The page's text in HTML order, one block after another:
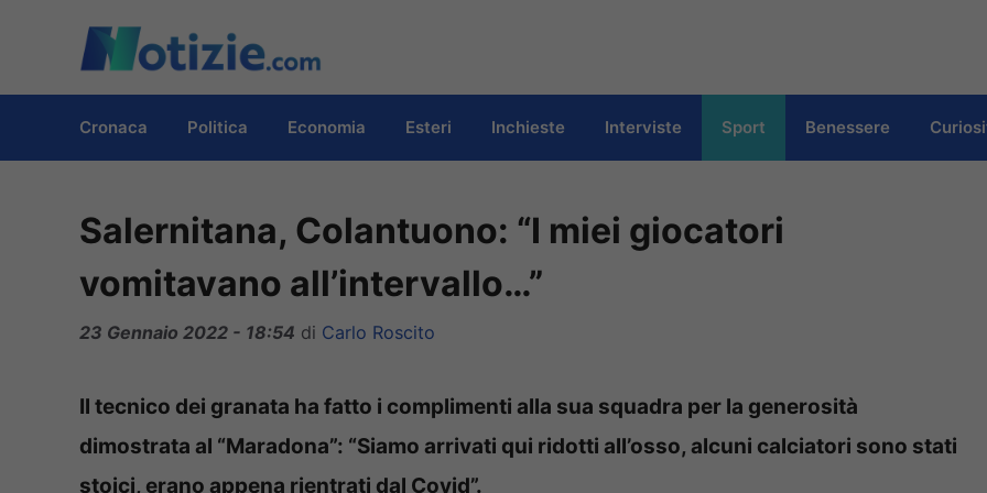
contenuto
Cronaca Politica Economia Esteri Inchieste Interviste Sport Benessere
Salernitana, Colantuono: “I miei giocatori
vomitavano all’intervallo…”
23 Gennaio 2022 - 18:54 di Carlo Roscito
Il tecnico dei granata ha fatto i complimenti alla sua squadra per la generosità
dimostrata al “Maradona”: “Siamo arrivati qui ridotti all’osso, alcuni calciatori sono stati
stoici, erano appena rientrati dal Covid”.